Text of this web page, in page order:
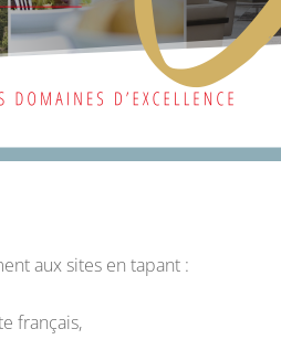
aux sites en tapant :
français,